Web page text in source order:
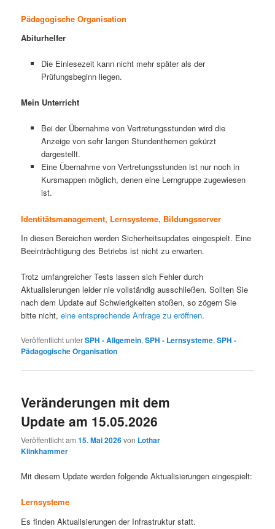
Pädagogische Organisation
Abiturhelfer
Die Einlesezeit kann nicht mehr später als der
Prüfungsbeginn liegen.
Mein Unterricht
Bei der Übernahme von Vertretungsstunden wird die
Anzeige von sehr langen Stundenthemen gekürzt
dargestellt.
Eine Übernahme von Vertretungsstunden ist nur noch in
Kursmappen möglich, denen eine Lerngruppe zugewiesen
ist.
Identitätsmanagement, Lernsysteme, Bildungsserver
In diesen Bereichen werden Sicherheitsupdates eingespielt. Eine
Beeinträchtigung des Betriebs ist nicht zu erwarten.
Trotz umfangreicher Tests lassen sich Fehler durch
Aktualisierungen leider nie vollständig ausschließen. Sollten Sie
nach dem Update auf Schwierigkeiten stoßen, so zögern Sie
bitte nicht,eine entsprechende Anfrage zu eröffnen.
Veröffentlicht unterSPH - Allgemein,SPH - Lernsysteme,SPH -
Pädagogische Organisation
Veränderungen mit dem
Update am 15.05.2026
Veröffentlicht am15. Mai 2026von Lothar
Klinkhammer
Mit diesem Update werden folgende Aktualisierungen eingespielt:
Lernsysteme
Es finden Aktualisierungen der Infrastruktur statt.